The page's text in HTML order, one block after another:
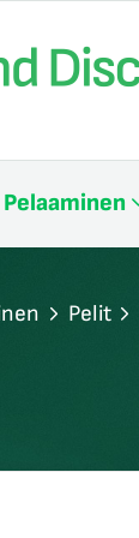
Pelaaminen
Pelit